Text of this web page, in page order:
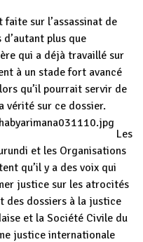
sur l’assassinat de
plus que
qui a déjà travaillé sur
à un stade fort avancé
qu’il pourrait servir de
vérité sur ce dossier.
Les
et les Organisations
qu’il y a des voix qui
justice sur les atrocités
des dossiers à la justice
et la Société Civile du
justice internationale